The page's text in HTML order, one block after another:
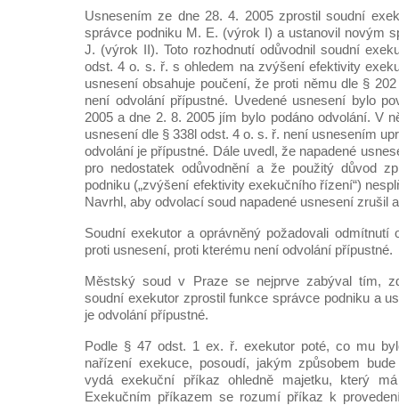
Usnesením ze dne 28. 4. 2005 zprostil soudní
správce podniku M. E. (výrok I) a ustanovil novým
J. (výrok II). Toto rozhodnutí odůvodnil soudní
odst. 4 o. s. ř. s ohledem na zvýšení efektivity
usnesení obsahuje poučení, že proti němu dle §
není odvolání přípustné. Uvedené usnesení bylo
2005 a dne 2. 8. 2005 jím bylo podáno odvolání. V
usnesení dle § 338l odst. 4 o. s. ř. není usnesením
odvolání je přípustné. Dále uvedl, že napadené
pro nedostatek odůvodnění a že použitý důvod
podniku („zvýšení efektivity exekučního řízení“)
Navrhl, aby odvolací soud napadené usnesení zrušil
Soudní exekutor a oprávněný požadovali odmítnutí
proti usnesení, proti kterému není odvolání přípustné.
Městský soud v Praze se nejprve zabýval tím,
soudní exekutor zprostil funkce správce podniku a
je odvolání přípustné.
Podle § 47 odst. 1 ex. ř. exekutor poté, co mu
nařízení exekuce, posoudí, jakým způsobem
vydá exekuční příkaz ohledně majetku, který
Exekučním příkazem se rozumí příkaz k